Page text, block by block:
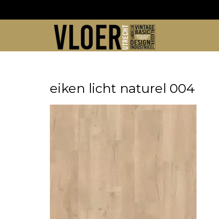
eiken licht naturel 004